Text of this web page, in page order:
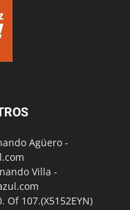
Agüero -
Villa -
Of 107.(X5152EYN)